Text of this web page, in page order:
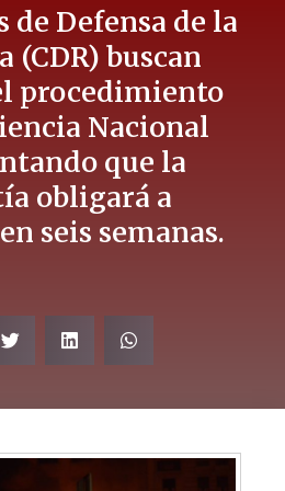
de Defensa de la
(CDR) buscan
procedimiento
Nacional
que la
obligará a
seis semanas.